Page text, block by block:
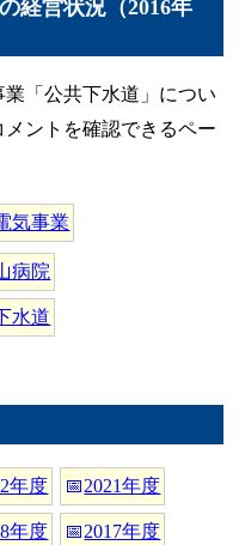
経営状況（2016年
「公共下水道」につい
ントを確認できるペー
気事業
病院
水道
年度 📅2021年度
年度 📅2017年度